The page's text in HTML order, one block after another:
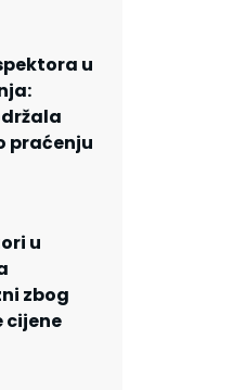
u
praćenju
u
zbog
cijene